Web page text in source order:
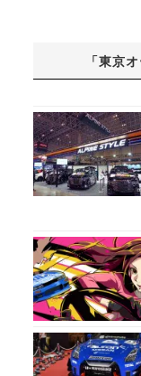
「東京